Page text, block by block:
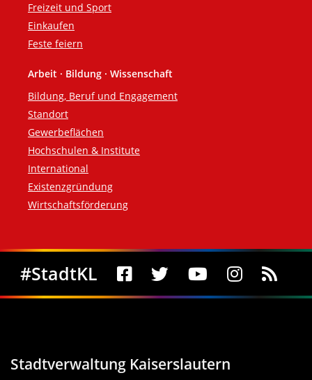
Freizeit und Sport
Einkaufen
Feste feiern
Arbeit · Bildung · Wissenschaft
Bildung, Beruf und Engagement
Standort
Gewerbeflächen
Hochschulen & Institute
International
Existenzgründung
Wirtschaftsförderung
Social Media
#StadtKL
Stadtverwaltung Kaiserslautern